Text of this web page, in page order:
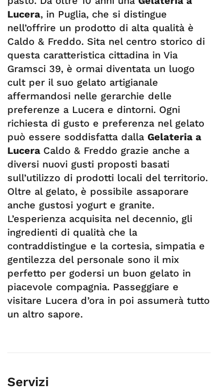
Lucera, in Puglia, che si distingue
nell’offrire un prodotto di alta qualità è
Caldo & Freddo. Sita nel centro storico di
questa caratteristica cittadina in Via
Gramsci 39, è ormai diventata un luogo
cult per il suo gelato artigianale
affermandosi nelle gerarchie delle
preferenze a Lucera e dintorni. Ogni
richiesta di gusto e preferenza nel gelato
può essere soddisfatta dalla Gelateria a
Lucera Caldo & Freddo grazie anche a
diversi nuovi gusti proposti basati
sull’utilizzo di prodotti locali del territorio.
Oltre al gelato, è possibile assaporare
anche gustosi yogurt e granite.
L’esperienza acquisita nel decennio, gli
ingredienti di qualità che la
contraddistingue e la cortesia, simpatia e
gentilezza del personale sono il mix
perfetto per godersi un buon gelato in
piacevole compagnia. Passeggiare e
visitare Lucera d’ora in poi assumerà tutto
un altro sapore.
Servizi